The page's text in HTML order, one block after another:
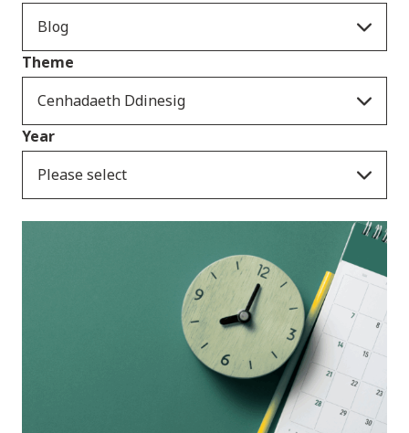
Blog
Theme
Cenhadaeth Ddinesig
Year
Please select
Ymatebion i
ymgynghoriadau